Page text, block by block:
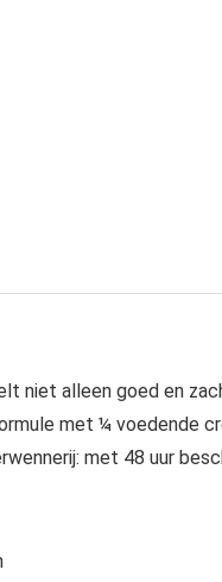
niet alleen goed en
met ¼ voedende
met 48 uur